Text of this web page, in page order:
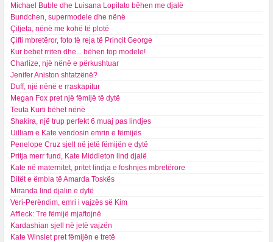
Michael Buble dhe Luisana Lopilato bëhen me djalë
Bundchen, supermodele dhe nënë
Çiljeta, nënë me kohë të plotë
Çifti mbretëror, foto të reja të Princit George
Kur bebet rriten dhe... bëhen top modele!
Charlize, një nënë e përkushtuar
Jenifer Aniston shtatzënë?
Duff, një nënë e rraskapitur
Megan Fox pret një fëmijë të dytë
Teuta Kurti bëhet nënë
Shakira, një trup perfekt 6 muaj pas lindjes
Uilliam e Kate vendosin emrin e fëmijës
Penelope Cruz sjell në jetë fëmijën e dytë
Pritja merr fund, Kate Middleton lind djalë
Kate në maternitet, pritet lindja e foshnjes mbretërore
Ditët e ëmbla të Amarda Toskës
Miranda lind djalin e dytë
Veri-Perëndim, emri i vajzës së Kim
Affleck: Tre fëmijë mjaftojnë
Kardashian sjell në jetë vajzën
Kate Winslet pret fëmijën e tretë